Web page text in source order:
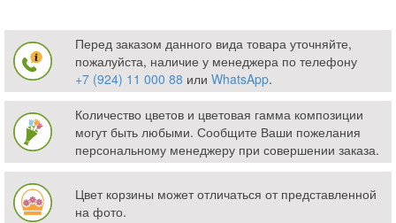
Перед заказом данного вида товара уточняйте,
пожалуйста, наличие у менеджера по телефону
+7 (924) 11 000 88 или WhatsApp.
Количество цветов и цветовая гамма композиции
могут быть любыми. Сообщите Ваши пожелания
персональному менеджеру при совершении заказа.
Цвет корзины может отличаться от представленной
на фото.